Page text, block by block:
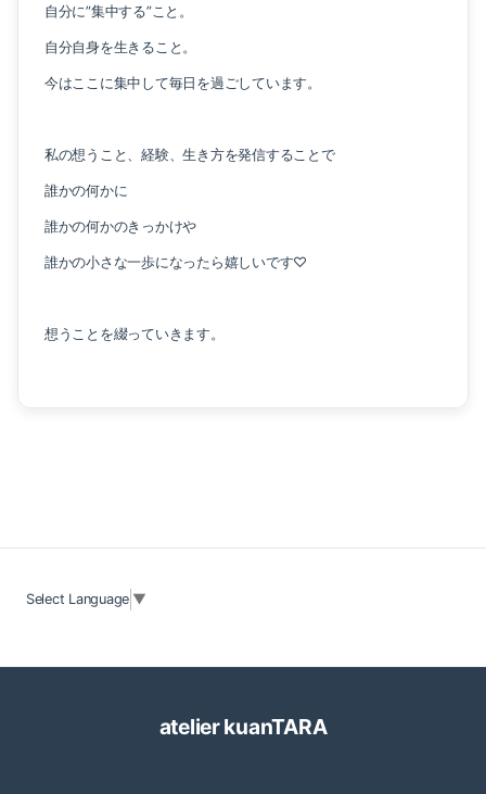
自分に”集中する”こと。
自分自身を生きること。
今はここに集中して毎日を過ごしています。
私の想うこと、経験、生き方を発信することで
誰かの何かに
誰かの何かのきっかけや
誰かの小さな一歩になったら嬉しいです♡
想うことを綴っていきます。
Select Language ▼
atelier kuanTARA